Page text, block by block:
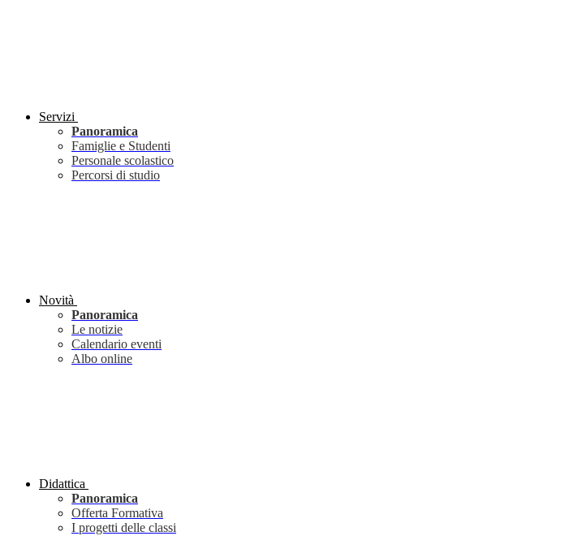
Servizi
Panoramica
Famiglie e Studenti
Personale scolastico
Percorsi di studio
Novità
Panoramica
Le notizie
Calendario eventi
Albo online
Didattica
Panoramica
Offerta Formativa
I progetti delle classi